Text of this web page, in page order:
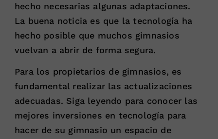
hecho necesarias algunas adaptaciones.
La buena noticia es que la tecnología ha
hecho posible que muchos gimnasios
vuelvan a abrir de forma segura.
Para los propietarios de gimnasios, es
fundamental realizar las actualizaciones
adecuadas. Siga leyendo para conocer las
mejores inversiones en tecnología para
hacer de su gimnasio un espacio de